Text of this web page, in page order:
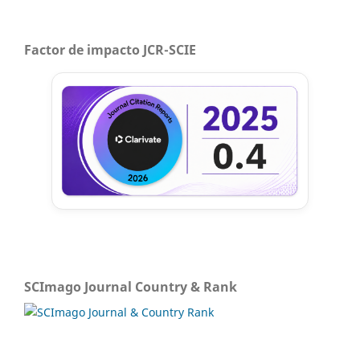
Factor de impacto JCR-SCIE
SCImago Journal Country & Rank